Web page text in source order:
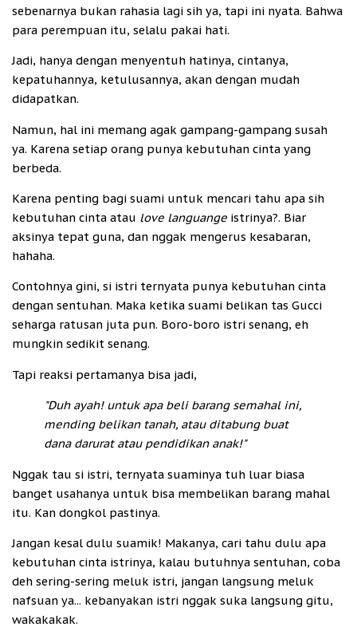
sebenarnya bukan rahasia lagi sih ya, tapi ini nyata. Bahwa
para perempuan itu, selalu pakai hati.
Jadi, hanya dengan menyentuh hatinya, cintanya,
kepatuhannya, ketulusannya, akan dengan mudah
didapatkan.
Namun, hal ini memang agak gampang-gampang susah
ya. Karena setiap orang punya kebutuhan cinta yang
berbeda.
Karena penting bagi suami untuk mencari tahu apa sih
kebutuhan cinta atau love languange istrinya?. Biar
aksinya tepat guna, dan nggak mengerus kesabaran,
hahaha.
Contohnya gini, si istri ternyata punya kebutuhan cinta
dengan sentuhan. Maka ketika suami belikan tas Gucci
seharga ratusan juta pun. Boro-boro istri senang, eh
mungkin sedikit senang.
Tapi reaksi pertamanya bisa jadi,
"Duh ayah! untuk apa beli barang semahal ini,
mending belikan tanah, atau ditabung buat
dana darurat atau pendidikan anak!"
Nggak tau si istri, ternyata suaminya tuh luar biasa
banget usahanya untuk bisa membelikan barang mahal
itu. Kan dongkol pastinya.
Jangan kesal dulu suamik! Makanya, cari tahu dulu apa
kebutuhan cinta istrinya, kalau butuhnya sentuhan, coba
deh sering-sering meluk istri, jangan langsung meluk
nafsuan ya... kebanyakan istri nggak suka langsung gitu,
wakakakak.